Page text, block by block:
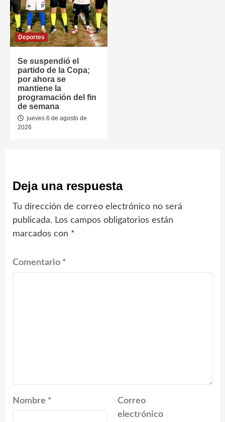
Deportes
Se suspendió el
partido de la Copa;
por ahora se
mantiene la
programación del fin
de semana
jueves 6 de agosto de
2026
Deja una respuesta
Tu dirección de correo electrónico no será
publicada. Los campos obligatorios están
marcados con *
Comentario *
Nombre *
Correo
electrónico